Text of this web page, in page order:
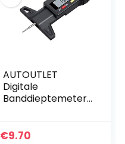
AUTOUTLET
Digitale
Banddieptemeter
Tester Remschoen
€9.70